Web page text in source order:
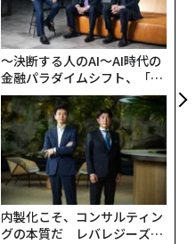
〜決断する人のAI〜AI時代の
金融パラダイムシフト、「超
個別化」の核心 【MUFG×ウ
ェルスナビ×PwC】
内製化こそ、コンサルティン
グの本質だ レバレジーズが